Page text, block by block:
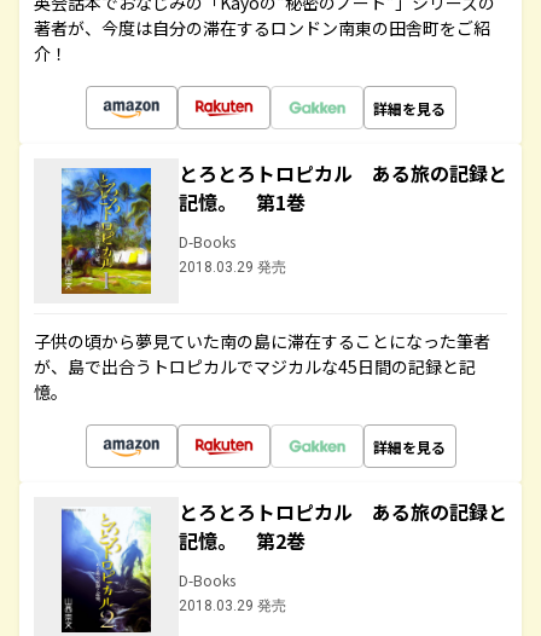
著者が、今度は自分の滞在するロンドン南東の田舎町をご紹
介！
詳細を見る
とろとろトロピカル ある旅の記録と
記憶。 第1巻
D-Books
2018.03.29 発売
子供の頃から夢見ていた南の島に滞在することになった筆者
が、島で出合うトロピカルでマジカルな45日間の記録と記
憶。
詳細を見る
とろとろトロピカル ある旅の記録と
記憶。 第2巻
D-Books
2018.03.29 発売